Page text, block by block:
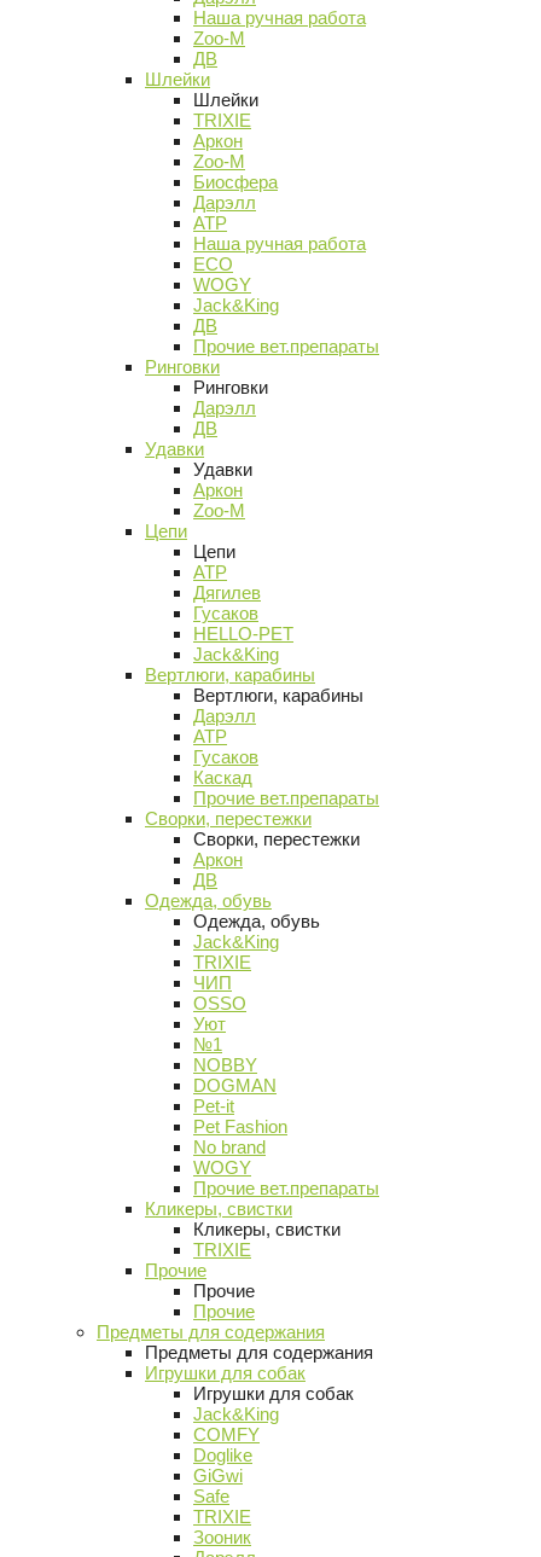
Наша ручная работа
Zoo-M
ДВ
Шлейки
Шлейки
TRIXIE
Аркон
Zoo-M
Биосфера
Дарэлл
АТР
Наша ручная работа
ECO
WOGY
Jack&King
ДВ
Прочие вет.препараты
Ринговки
Ринговки
Дарэлл
ДВ
Удавки
Удавки
Аркон
Zoo-M
Цепи
Цепи
АТР
Дягилев
Гусаков
HELLO-PET
Jack&King
Вертлюги, карабины
Вертлюги, карабины
Дарэлл
АТР
Гусаков
Каскад
Прочие вет.препараты
Сворки, перестежки
Сворки, перестежки
Аркон
ДВ
Одежда, обувь
Одежда, обувь
Jack&King
TRIXIE
ЧИП
OSSO
Уют
№1
NOBBY
DOGMAN
Pet-it
Pet Fashion
No brand
WOGY
Прочие вет.препараты
Кликеры, свистки
Кликеры, свистки
TRIXIE
Прочие
Прочие
Прочие
Предметы для содержания
Предметы для содержания
Игрушки для собак
Игрушки для собак
Jack&King
COMFY
Doglike
GiGwi
Safe
TRIXIE
Зооник